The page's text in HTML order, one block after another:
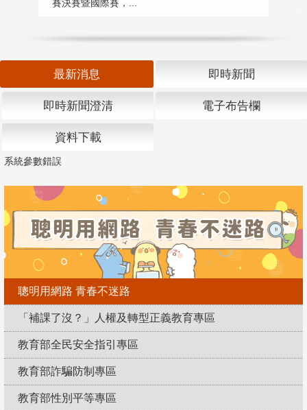
賽決賽暨國際賽，...
最新消息 即時新聞
即時新聞澄清 電子布告欄
資料下載
系統參數錯誤
聰明用網路 青春不迷路
「補課了沒？」人權及轉型正義教育專區
教育部全民安全指引專區
教育部詐騙防制專區
教育部性別平等專區